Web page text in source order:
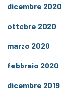
dicembre 2020
ottobre 2020
marzo 2020
febbraio 2020
dicembre 2019